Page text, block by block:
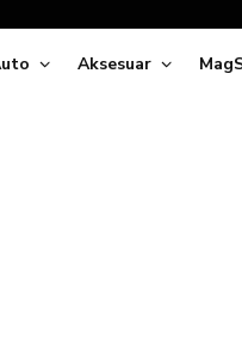
Siparişleriniz
İçerisinde Kargoda!
Kartı ile Taksitli Hızlı ve
Aksesuar